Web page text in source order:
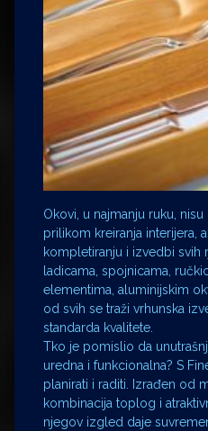
Okovi, u najmanju ruku,
prilikom kreiranja interijera,
kompletiranju i izvedbi svih
ladicama, spojnicama,
elementima, aluminijskim
od svih se traži vrhunska
standarda kvalitete.
Tko je pomislio da
uredna i funkcionalna? S
planirati i raditi. Izrađen od
kombinacija toplog i
njegov izgled daje